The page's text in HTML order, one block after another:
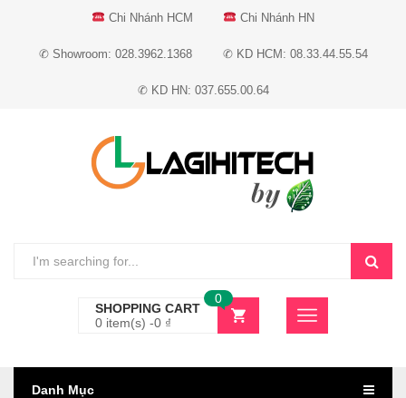
Chi Nhánh HCM Chi Nhánh HN
✆ Showroom: 028.3962.1368 ✆ KD HCM: 08.33.44.55.54
✆ KD HN: 037.655.00.64
SHOPPING CART
0 item(s) -0 ₫
0
Danh Mục